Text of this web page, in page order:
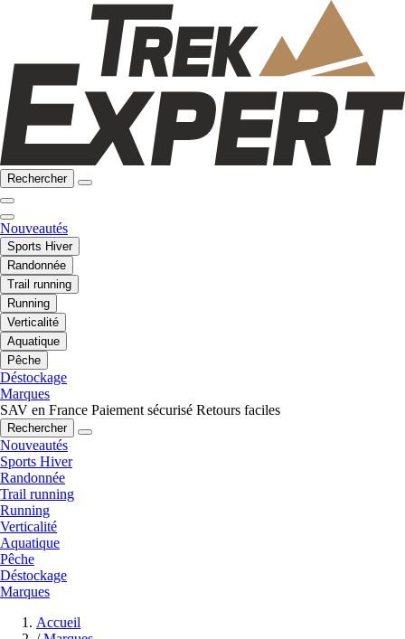
Rechercher
Nouveautés
Sports Hiver
Randonnée
Trail running
Running
Verticalité
Aquatique
Pêche
Déstockage
Marques
SAV en France Paiement sécurisé Retours faciles
Rechercher
Nouveautés
Sports Hiver
Randonnée
Trail running
Running
Verticalité
Aquatique
Pêche
Déstockage
Marques
Accueil